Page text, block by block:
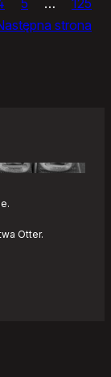
strona
Otter.